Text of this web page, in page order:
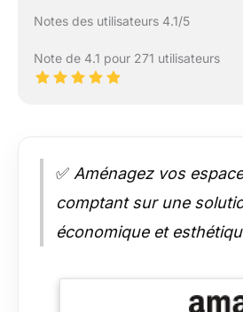
Notes des utilisateurs 4.1/5
Note de 4.1 pour 271 utilisateurs
✅ Aménagez vos
comptant sur une
économique et